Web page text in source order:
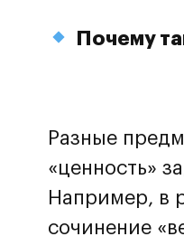
Почему
Разные
«ценность»
Например, в
сочинение